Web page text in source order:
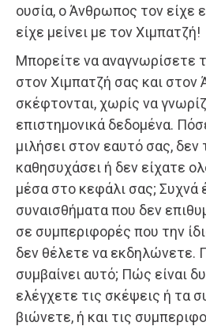
ουσία, ο Άνθρωπος τον είχε
είχε μείνει με τον Χιμπατζή!
Μπορείτε να αναγνωρίσετε
στον Χιμπατζή σας και
σκέφτονται, χωρίς να
επιστημονικά δεδομένα.
μιλήσει στον εαυτό σας, δεν
καθησυχάσει ή δεν είχατε
μέσα στο κεφάλι σας; Συχνά
συναισθήματα που δεν
σε συμπεριφορές που την
δεν θέλετε να εκδηλώνετε.
συμβαίνει αυτό; Πώς είναι
ελέγχετε τις σκέψεις ή τα
βιώνετε, ή και τις